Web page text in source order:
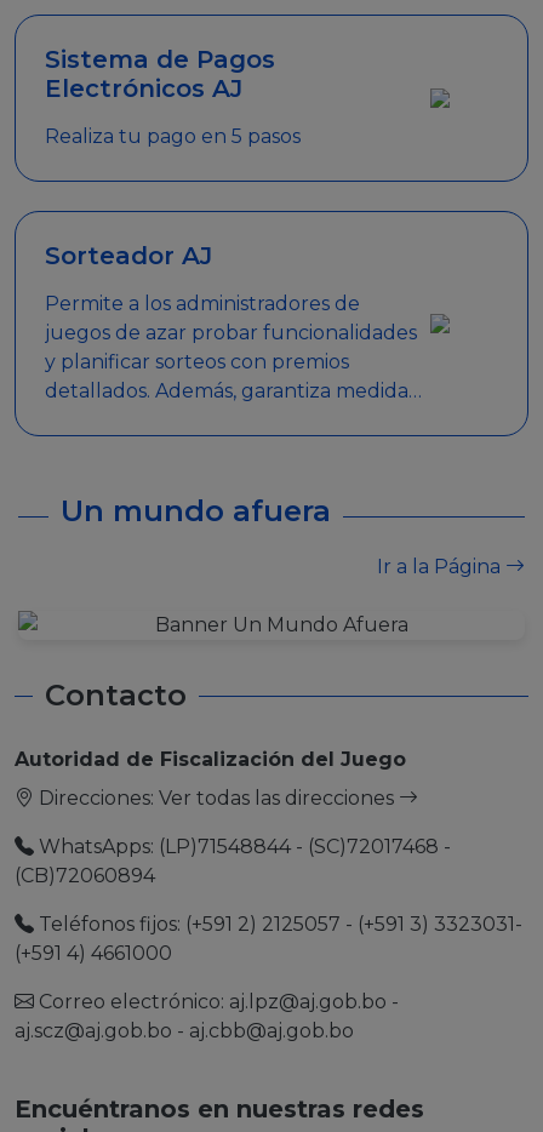
Sistema de Pagos
Electrónicos AJ
Realiza tu pago en 5 pasos
Sorteador AJ
Permite a los administradores de
juegos de azar probar funcionalidades
y planificar sorteos con premios
detallados. Además, garantiza medidas
Un mundo afuera
Ir a la Página
Contacto
Autoridad de Fiscalización del Juego
Direcciones: Ver todas las direcciones
WhatsApps: (LP)71548844 - (SC)72017468 -
(CB)72060894
Teléfonos fijos: (+591 2) 2125057 - (+591 3) 3323031-
(+591 4) 4661000
Correo electrónico: aj.lpz@aj.gob.bo -
aj.scz@aj.gob.bo - aj.cbb@aj.gob.bo
Encuéntranos en nuestras redes